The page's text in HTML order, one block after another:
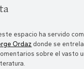
espacio ha servido
Ordaz donde se
sobre el vasto